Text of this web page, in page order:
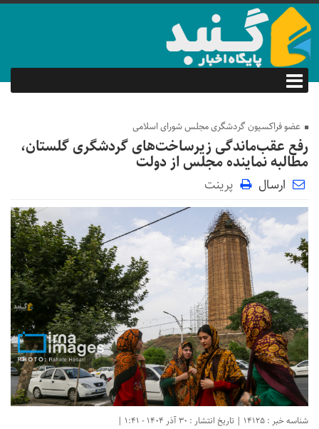
عضو فراکسیون گردشگری مجلس شورای اسلامی
رفع عقب‌ماندگی زیرساخت‌های گردشگری گلستان،
مطالبه نماینده مجلس از دولت
ارسال پرینت
شناسه خبر : 14125 | تاریخ انتشار : 30 آذر 1404 - 1:41 |